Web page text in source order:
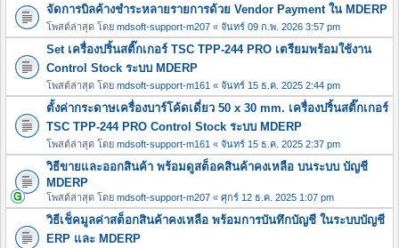
จัดการบิลค้างชำระหลายรายการด้วย Vendor Payment ใน MDERP
โพสต์ล่าสุด โดย mdsoft-support-m207 « จันทร์ 09 ก.พ. 2026 3:57 pm
Set เครื่องปริ้นสติ๊กเกอร์ TSC TPP-244 PRO เตรียมพร้อมใช้งาน
Control Stock ระบบ MDERP
โพสต์ล่าสุด โดย mdsoft-support-m161 « จันทร์ 15 ธ.ค. 2025 2:44 pm
ตั้งค่ากระดาษเครื่องบาร์โค้ดเดี่ยว 50 x 30 mm. เครื่องปริ้นสติ๊กเกอร์
TSC TPP-244 PRO Control Stock ระบบ MDERP
โพสต์ล่าสุด โดย mdsoft-support-m161 « จันทร์ 15 ธ.ค. 2025 2:37 pm
วิธีขายและออกสินค้า พร้อมดูสต็อคสินค้าคงเหลือ บนระบบ บัญชี
MDERP
โพสต์ล่าสุด โดย mdsoft-support-m207 « ศุกร์ 12 ธ.ค. 2025 1:07 pm
วิธีเช็คมูลค่าสต็อกสินค้าคงเหลือ พร้อมการบันทึกบัญชี ในระบบบัญชี
ERP และ MDERP